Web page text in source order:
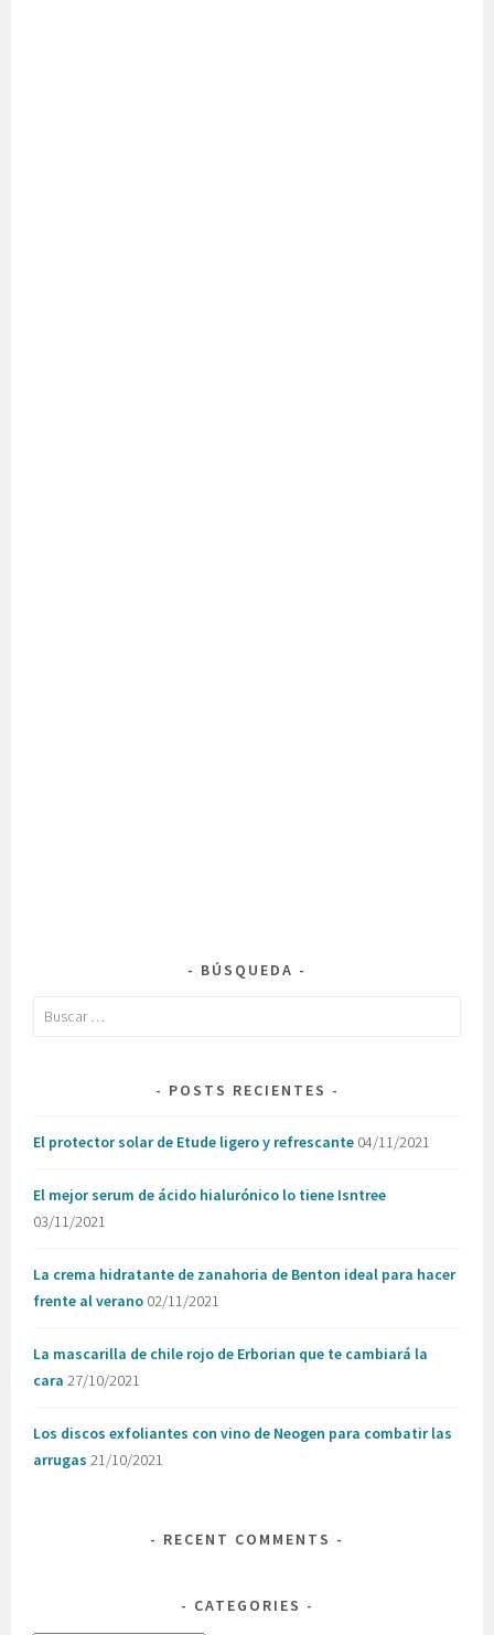
BÚSQUEDA
Buscar:
POSTS RECIENTES
El protector solar de Etude ligero y refrescante 04/11/2021
El mejor serum de ácido hialurónico lo tiene Isntree
03/11/2021
La crema hidratante de zanahoria de Benton ideal para hacer
frente al verano 02/11/2021
La mascarilla de chile rojo de Erborian que te cambiará la
cara 27/10/2021
Los discos exfoliantes con vino de Neogen para combatir las
arrugas 21/10/2021
RECENT COMMENTS
CATEGORIES